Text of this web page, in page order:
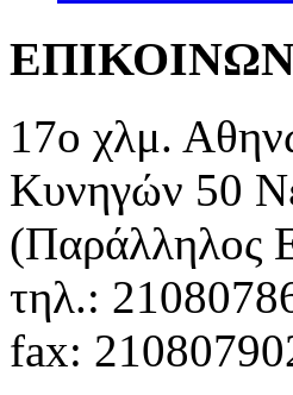
17ο χλμ.
Κυνηγών 50
(Παράλληλος
τηλ.:
fax: